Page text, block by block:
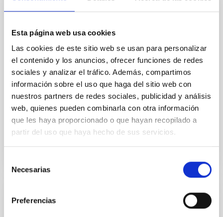
Esta página web usa cookies
Las cookies de este sitio web se usan para personalizar
el contenido y los anuncios, ofrecer funciones de redes
sociales y analizar el tráfico. Además, compartimos
información sobre el uso que haga del sitio web con
nuestros partners de redes sociales, publicidad y análisis
web, quienes pueden combinarla con otra información
que les haya proporcionado o que hayan recopilado a
partir del uso que haya hecho de sus servicios.
Necesarias
Preferencias
In a magnetically dominated model of star formation,
we expect to see alignments between the magnetic
cloud-scale magnetic field. A. Pandhi et al. showed
instead, however, that the orientation of cores and
their angular momentum vectors appear random
with respect to the larger-scale magnetic
Yin, Sean et al.
Fecha de publicación:
5 2026
BIBCODE 2026APJ..1003...83Y
CON ÁRBITRO